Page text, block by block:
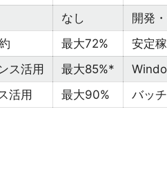
なし
開発
最大72%
安定
ス活用 最大85%*
活用 最大90% バッ